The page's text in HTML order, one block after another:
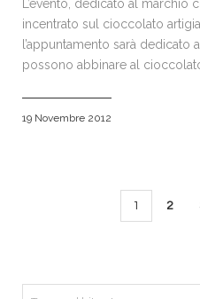
L’evento, dedicato al
incentrato sul cioccolato
l’appuntamento sarà
possono abbinare al
19 Novembre 2012
1 2